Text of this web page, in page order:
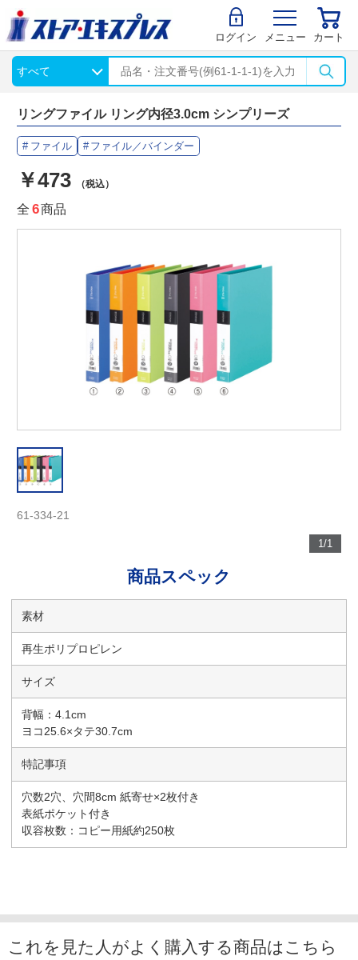
ログイン メニュー カート
リングファイル リング内径3.0cm シンプリーズ
ファイル ファイル／バインダー
￥473 （税込）
全 6商品
1/1
61-334-21
商品スペック
素材
再生ポリプロピレン
サイズ
背幅：4.1cm
ヨコ25.6×タテ30.7cm
特記事項
穴数2穴、穴間8cm 紙寄せ×2枚付き
表紙ポケット付き
収容枚数：コピー用紙約250枚
これを見た人がよく購入する商品はこちら